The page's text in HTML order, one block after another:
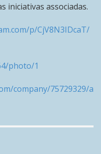
iniciativas associadas.
p/CjV8N3IDcaT/
photo/1
company/75729329/